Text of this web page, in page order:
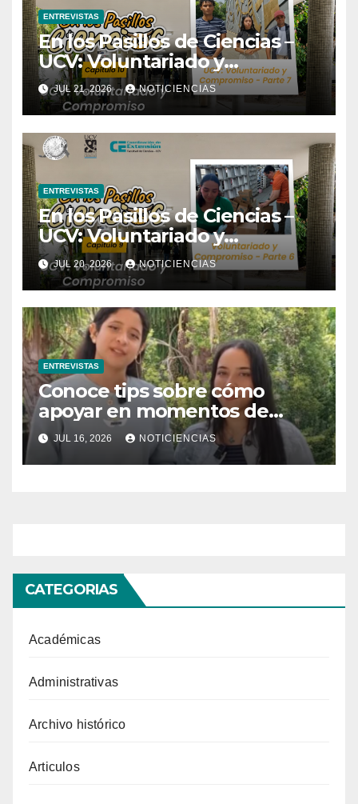
ENTREVISTAS
En los Pasillos de Ciencias –
UCV: Voluntariado y
Compromiso | Parte 7
JUL 21, 2026 NOTICIENCIAS
ENTREVISTAS
En los Pasillos de Ciencias –
UCV: Voluntariado y
Compromiso | Parte 6
JUL 20, 2026 NOTICIENCIAS
ENTREVISTAS
Conoce tips sobre cómo
apoyar en momentos de
dificultades
JUL 16, 2026 NOTICIENCIAS
CATEGORIAS
Académicas
Administrativas
Archivo histórico
Articulos